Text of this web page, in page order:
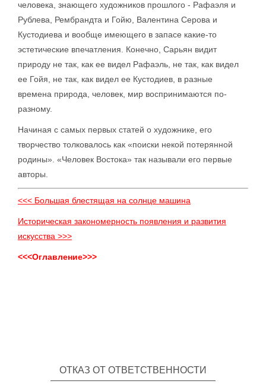
человека, знающего художников прошлого - Рафаэля и
Рублева, Рембрандта и Гойю, Валентина Серова и
Кустодиева и вообще имеющего в запасе какие-то
эстетические впечатления. Конечно, Сарьян видит
природу не так, как ее видел Рафаэль, не так, как видел
ее Гойя, не так, как видел ее Кустодиев, в разные
времена природа, человек, мир воспринимаются по-
разному.
Начиная с самых первых статей о художнике, его
творчество толковалось как «поиски некой потерянной
родины». «Человек Востока» так называли его первые
авторы.
<<< Большая блестящая на солнце машина
Историческая закономерность появления и развития
искусства >>>
<<<Оглавление>>>
ОТКАЗ ОТ ОТВЕТСТВЕННОСТИ